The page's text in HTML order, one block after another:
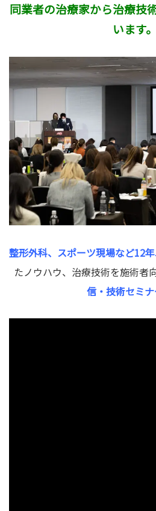
同業者の治療家から治療技
います。
整形外科、スポーツ現場など12
たノウハウ、治療技術を施術者
信・技術セミ